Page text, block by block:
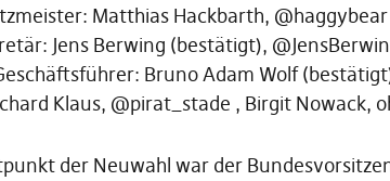
Matthias Hackbarth, @haggybear
Jens Berwing (bestätigt),
Bruno Adam Wolf
Klaus, @pirat_stade , Birgit Nowack,
der Neuwahl war der